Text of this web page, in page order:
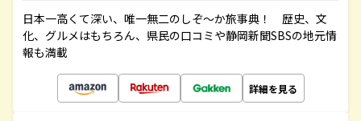
日本一高くて深い、唯一無二のしぞ～か旅事典！ 歴史、文
化、グルメはもちろん、県民の口コミや静岡新聞SBSの地元情
報も満載
詳細を見る